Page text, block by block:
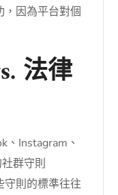
因為平台對個
法律
、Instagram、
群守則
守則的標準往往